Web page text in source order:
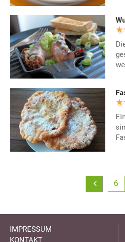
6
IMPRESSUM
KONTAKT